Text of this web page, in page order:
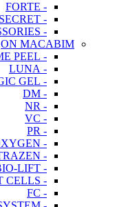
- FORTE
- SPA DEAD SEA SECRET
- ACCESSORIES
ON MACABIM
- ENZYME PEEL
- LUNA
- MAGIC GEL
- DM
- NR
- VC
- PR
- OXYGEN
- NEUTRAZEN
- BIO-LIFT
- ST CELLS
- FC